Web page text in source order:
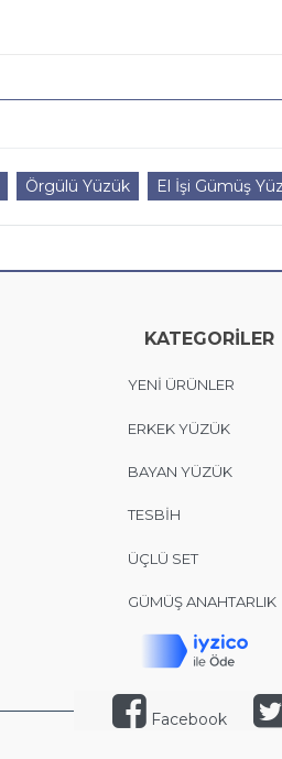
Örgülü Yüzük El İşi Gümüş
KATEGORİLER
YENİ ÜRÜNLER
ERKEK YÜZÜK
BAYAN YÜZÜK
TESBİH
ÜÇLÜ SET
GÜMÜŞ ANAHTARLIK
Facebook